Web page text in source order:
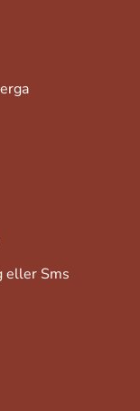
eller Sms